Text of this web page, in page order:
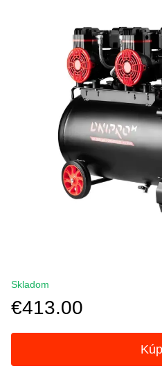
Skladom
€413.00